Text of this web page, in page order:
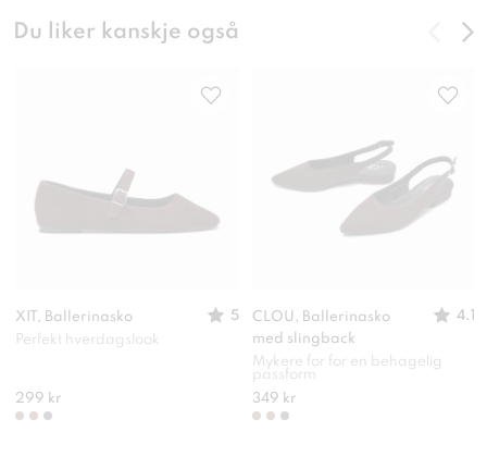
Du liker kanskje også
XIT, Ballerinasko
5
Perfekt hverdagslook
299 kr
CLOU, Ballerinasko
med slingback
4.1
Mykere for for en behagelig
passform
349 kr